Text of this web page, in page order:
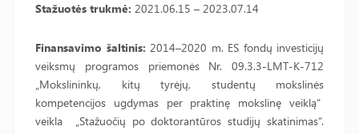
Stažuotės trukmė: 2021.06.15 – 2023.07.14
Finansavimo šaltinis: 2014–2020 m. ES fondų investicijų
veiksmų programos priemonės Nr. 09.3.3-LMT-K-712
„Mokslininkų, kitų tyrėjų, studentų mokslinės
kompetencijos ugdymas per praktinę mokslinę veiklą“
veikla „Stažuočių po doktorantūros studijų skatinimas“.